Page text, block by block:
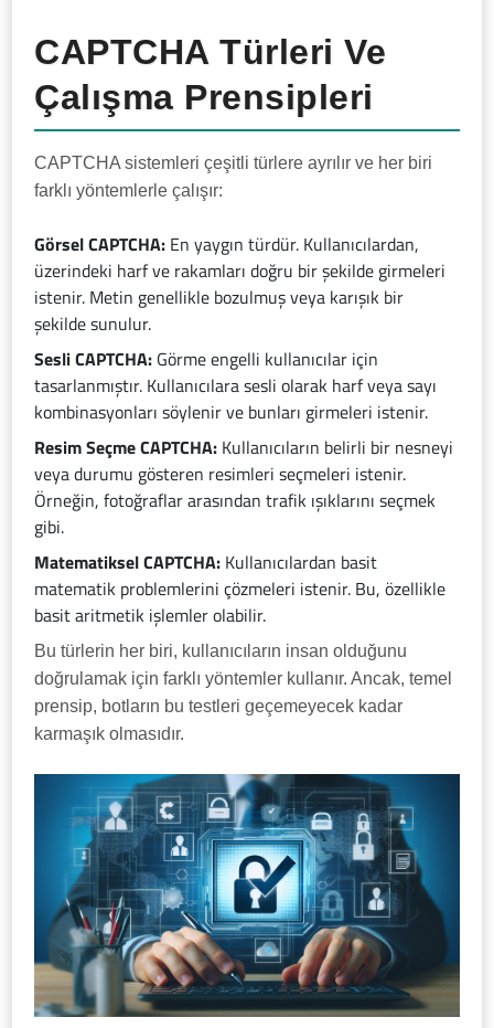
CAPTCHA Türleri Ve
Çalışma Prensipleri
CAPTCHA sistemleri çeşitli türlere ayrılır ve her biri
farklı yöntemlerle çalışır:
Görsel CAPTCHA: En yaygın türdür. Kullanıcılardan,
üzerindeki harf ve rakamları doğru bir şekilde girmeleri
istenir. Metin genellikle bozulmuş veya karışık bir
şekilde sunulur.
Sesli CAPTCHA: Görme engelli kullanıcılar için
tasarlanmıştır. Kullanıcılara sesli olarak harf veya sayı
kombinasyonları söylenir ve bunları girmeleri istenir.
Resim Seçme CAPTCHA: Kullanıcıların belirli bir nesneyi
veya durumu gösteren resimleri seçmeleri istenir.
Örneğin, fotoğraflar arasından trafik ışıklarını seçmek
gibi.
Matematiksel CAPTCHA: Kullanıcılardan basit
matematik problemlerini çözmeleri istenir. Bu, özellikle
basit aritmetik işlemler olabilir.
Bu türlerin her biri, kullanıcıların insan olduğunu
doğrulamak için farklı yöntemler kullanır. Ancak, temel
prensip, botların bu testleri geçemeyecek kadar
karmaşık olmasıdır.